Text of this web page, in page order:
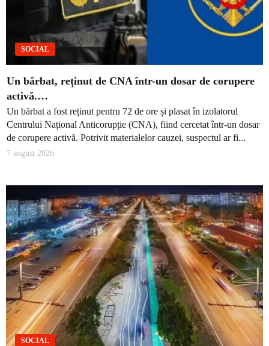
SOCIAL
Un bărbat, reținut de CNA într-un dosar de corupere
activă.…
Un bărbat a fost reținut pentru 72 de ore și plasat în izolatorul
Centrului Național Anticorupție (CNA), fiind cercetat într-un dosar
de corupere activă. Potrivit materialelor cauzei, suspectul ar fi...
7 august 2026
SOCIAL